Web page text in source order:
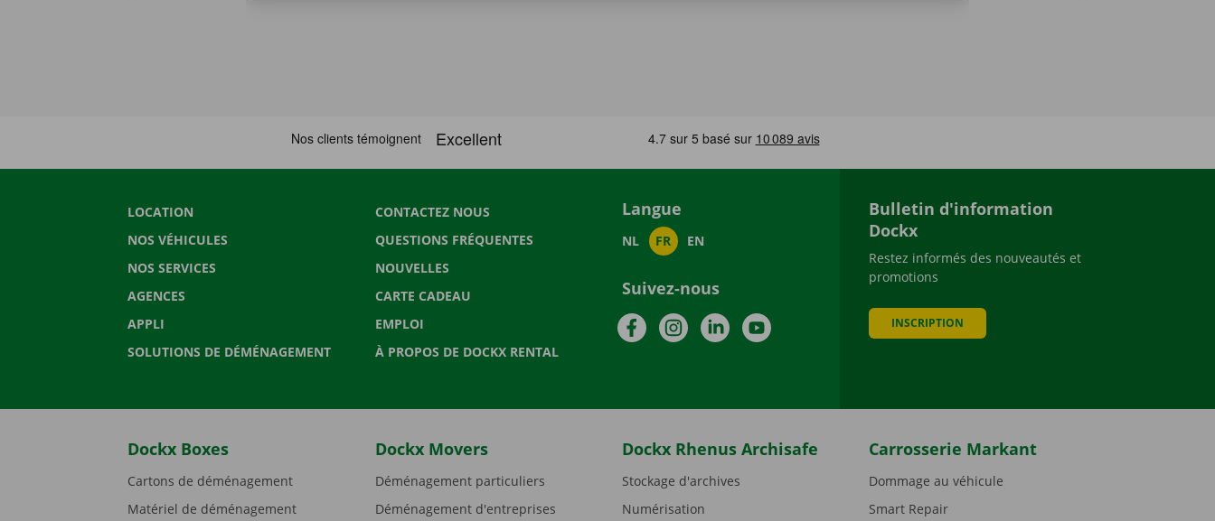
LOCATION
NOS VÉHICULES
NOS SERVICES
AGENCES
APPLI
SOLUTIONS DE DÉMÉNAGEMENT
CONTACTEZ NOUS
QUESTIONS FRÉQUENTES
NOUVELLES
CARTE CADEAU
EMPLOI
À PROPOS DE DOCKX RENTAL
Langue
NL FR EN
Suivez-nous
FacebookInstagramLinkedInYouTube
Bulletin d'information
Dockx
Restez informés des nouveautés et
promotions
INSCRIPTION
Dockx Boxes
Cartons de déménagement
Matériel de déménagement
Dockx Movers
Déménagement particuliers
Déménagement d'entreprises
Dockx Rhenus Archisafe
Stockage d'archives
Numérisation
Carrosserie Markant
Dommage au véhicule
Smart Repair